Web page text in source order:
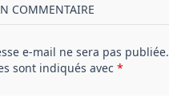
COMMENTAIRE
e-mail ne sera pas publiée.
sont indiqués avec *